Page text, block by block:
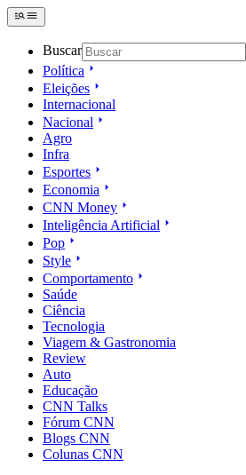
Buscar
Política
Eleições
Internacional
Nacional
Agro
Infra
Esportes
Economia
CNN Money
Inteligência Artificial
Pop
Style
Comportamento
Saúde
Ciência
Tecnologia
Viagem & Gastronomia
Review
Auto
Educação
CNN Talks
Fórum CNN
Blogs CNN
Colunas CNN